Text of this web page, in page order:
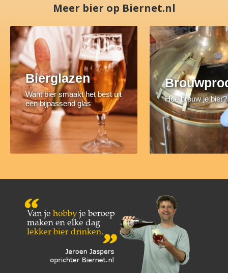
Meer bier op Biernet.nl
Bierglazen
Want bier smaakt het best uit
een bijpassend glas
Hoe brouw je bier?